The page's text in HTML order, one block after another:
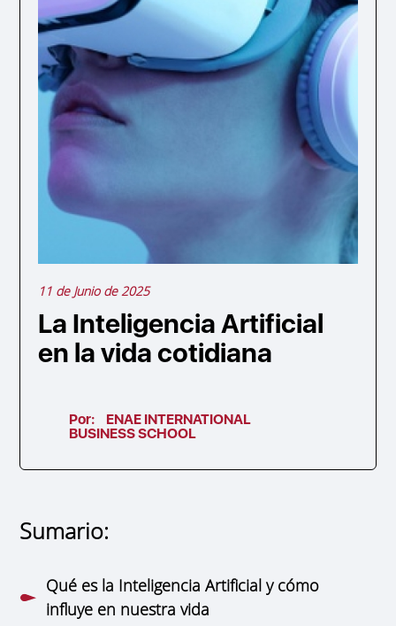
11 de Junio de 2025
La Inteligencia Artificial
en la vida cotidiana
Por:
ENAE INTERNATIONAL
BUSINESS SCHOOL
Sumario:
Qué es la Inteligencia Artificial y cómo
influye en nuestra vida